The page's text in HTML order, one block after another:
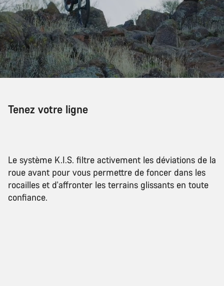
Tenez votre ligne
Le système K.I.S. filtre activement les déviations de la
roue avant pour vous permettre de foncer dans les
rocailles et d'affronter les terrains glissants en toute
confiance.